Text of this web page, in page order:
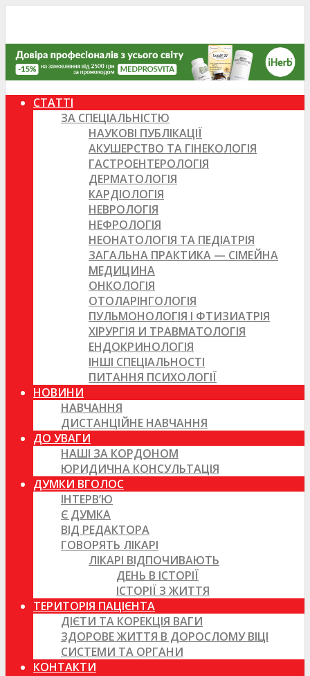
СТАТТІ
ЗА СПЕЦІАЛЬНІСТЮ
НАУКОВІ ПУБЛІКАЦІЇ
АКУШЕРСТВО ТА ГІНЕКОЛОГІЯ
ГАСТРОЕНТЕРОЛОГІЯ
ДЕРМАТОЛОГІЯ
КАРДІОЛОГІЯ
НЕВРОЛОГІЯ
НЕФРОЛОГІЯ
НЕОНАТОЛОГІЯ ТА ПЕДІАТРІЯ
ЗАГАЛЬНА ПРАКТИКА — СІМЕЙНА
МЕДИЦИНА
ОНКОЛОГІЯ
ОТОЛАРІНГОЛОГІЯ
ПУЛЬМОНОЛОГІЯ І ФТИЗИАТРІЯ
ХІРУРГІЯ И ТРАВМАТОЛОГІЯ
ЕНДОКРИНОЛОГІЯ
ІНШІ СПЕЦІАЛЬНОСТІ
ПИТАННЯ ПСИХОЛОГІЇ
НОВИНИ
НАВЧАННЯ
ДИСТАНЦІЙНЕ НАВЧАННЯ
ДО УВАГИ
НАШІ ЗА КОРДОНОМ
ЮРИДИЧНА КОНСУЛЬТАЦІЯ
ДУМКИ ВГОЛОС
ІНТЕРВ’Ю
Є ДУМКА
ВІД РЕДАКТОРА
ГОВОРЯТЬ ЛІКАРІ
ЛІКАРІ ВІДПОЧИВАЮТЬ
ДЕНЬ В ІСТОРІЇ
ІСТОРІЇ З ЖИТТЯ
ТЕРИТОРІЯ ПАЦІЄНТА
ДІЄТИ ТА КОРЕКЦІЯ ВАГИ
ЗДОРОВЕ ЖИТТЯ В ДОРОСЛОМУ ВІЦІ
СИСТЕМИ ТА ОРГАНИ
КОНТАКТИ